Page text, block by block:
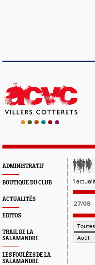
ADMINISTRATIF
BOUTIQUE DU CLUB
ACTUALITÉS
EDITOS
TRAIL DE LA
SALAMANDRE
LES FOULÉES DE LA
SALAMANDRE
1
27/08